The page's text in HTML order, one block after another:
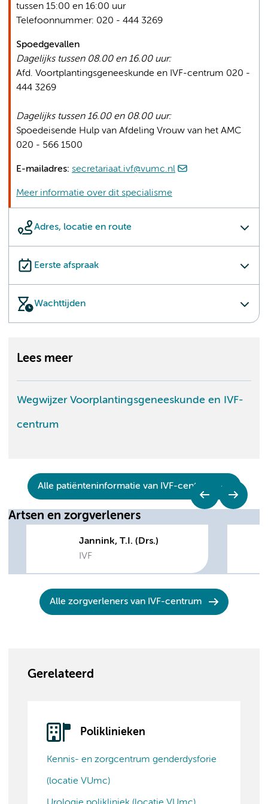
Adres, locatie en route
Eerste afspraak
Wachttijden
tussen 15:00 en 16:00 uur
Telefoonnummer: 020 - 444 3269
Spoedgevallen
Dagelijks tussen 08.00 en 16.00 uur:
Afd. Voortplantingsgeneeskunde en IVF-centrum 020 -
444 3269
Dagelijks tussen 16.00 en 08.00 uur:
Spoedeisende Hulp van Afdeling Vrouw van het AMC
020 - 566 1500
E-mailadres: secretariaat.ivf@vumc.nl
Meer informatie over dit specialisme
Lees meer
Wegwijzer Voorplantingsgeneeskunde en IVF-
centrum
Alle patiënteninformatie van IVF-centrum
Artsen en zorgverleners
Jannink, T.I. (Drs.)
IVF
Alle zorgverleners van IVF-centrum
Gerelateerd
Poliklinieken
Kennis- en zorgcentrum genderdysforie
(locatie VUmc)